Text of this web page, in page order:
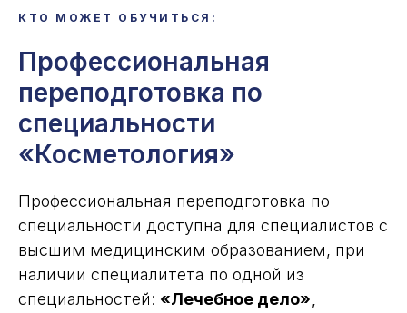
КТО МОЖЕТ ОБУЧИТЬСЯ:
Профессиональная
переподготовка по
специальности
«Косметология»
Профессиональная переподготовка по
специальности доступна для специалистов с
высшим медицинским образованием, при
наличии специалитета по одной из
специальностей: «Лечебное дело»,